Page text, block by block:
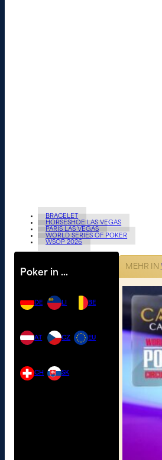
BRACELET
HORSESHOE LAS VEGAS
PARIS LAS VEGAS
WORLD SERIES OF POKER
WSOP 2026
Poker in …
DE
AT
CH
LI
CZ
SK
BE
EU
MEHR IN